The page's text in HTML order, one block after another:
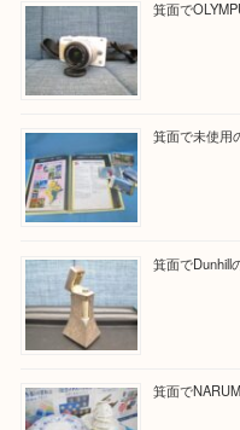
一点を丁寧に査定い
Facebook
Twitter
箕面で天